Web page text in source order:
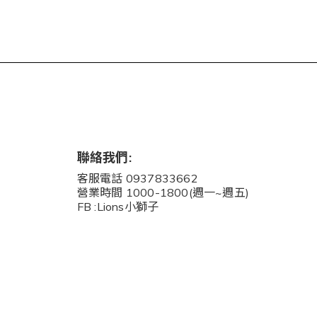
聯絡我們:
客服電話 0937833662
營業時間 1000-1800(週一~週五)
FB :Lions小獅子